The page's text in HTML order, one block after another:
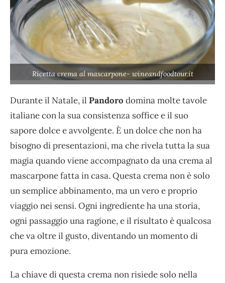
Ricetta crema al mascarpone- wineandfoodtour.it
Durante il Natale, il Pandoro domina molte tavole
italiane con la sua consistenza soffice e il suo
sapore dolce e avvolgente. È un dolce che non ha
bisogno di presentazioni, ma che rivela tutta la sua
magia quando viene accompagnato da una crema al
mascarpone fatta in casa. Questa crema non è solo
un semplice abbinamento, ma un vero e proprio
viaggio nei sensi. Ogni ingrediente ha una storia,
ogni passaggio una ragione, e il risultato è qualcosa
che va oltre il gusto, diventando un momento di
pura emozione.
La chiave di questa crema non risiede solo nella